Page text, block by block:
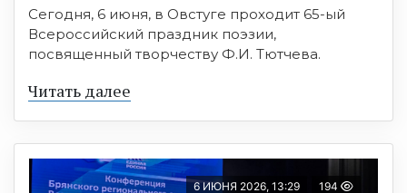
Сегодня, 6 июня, в Овстуге проходит 65-ый
Всероссийский праздник поэзии,
посвященный творчеству Ф.И. Тютчева.
Читать далее
6 ИЮНЯ 2026, 13:29 194